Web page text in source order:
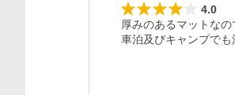
4.0
厚みのあるマットな